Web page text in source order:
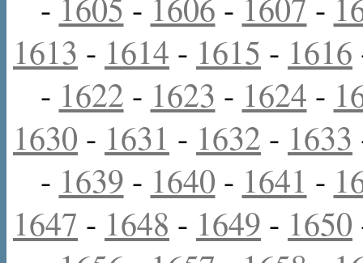
1613 - 1614 - 1615 - 1616
- 1622 - 1623 - 1624 -
1630 - 1631 - 1632 - 1633
- 1639 - 1640 - 1641 -
1647 - 1648 - 1649 - 1650